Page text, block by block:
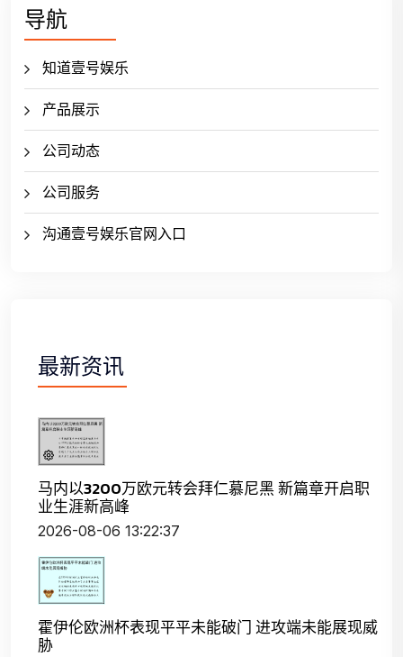
导航
知道壹号娱乐
产品展示
公司动态
公司服务
沟通壹号娱乐官网入口
最新资讯
马内以3200万欧元转会拜仁慕尼黑 新篇章开启职
业生涯新高峰
2026-08-06 13:22:37
霍伊伦欧洲杯表现平平未能破门 进攻端未能展现威
胁